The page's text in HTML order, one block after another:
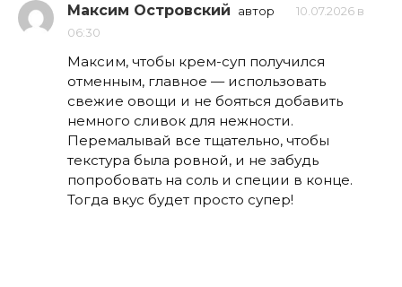
Максим Островский автор
10.07.2026 в
06:30
Максим, чтобы крем-суп получился
отменным, главное — использовать
свежие овощи и не бояться добавить
немного сливок для нежности.
Перемалывай все тщательно, чтобы
текстура была ровной, и не забудь
попробовать на соль и специи в конце.
Тогда вкус будет просто супер!